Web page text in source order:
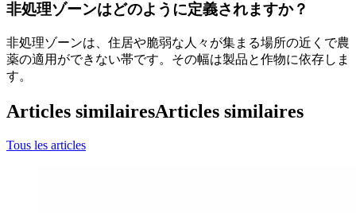
非処理ゾーンはどのように定義されますか？
非処理ゾーンは、住居や脆弱な人々が集まる場所の近くで農
薬の適用ができない帯です。その幅は製品と作物に依存しま
す。
Articles similairesArticles similaires
Tous les articles